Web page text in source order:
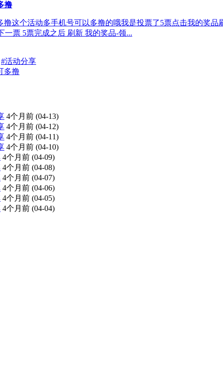
撸
撸这个活动多手机号可以多撸的哦我是投票了5票点击我的奖
一票 5票完成之后 刷新 我的奖品-领...
#活动分享
4个月前 (04-13)
4个月前 (04-12)
4个月前 (04-11)
4个月前 (04-10)
4个月前 (04-09)
4个月前 (04-08)
4个月前 (04-07)
4个月前 (04-06)
4个月前 (04-05)
4个月前 (04-04)